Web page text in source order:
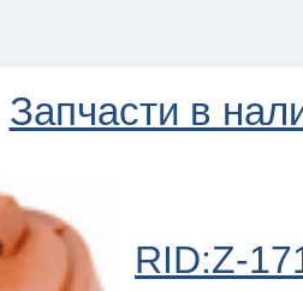
Запчасти в
RID:Z-